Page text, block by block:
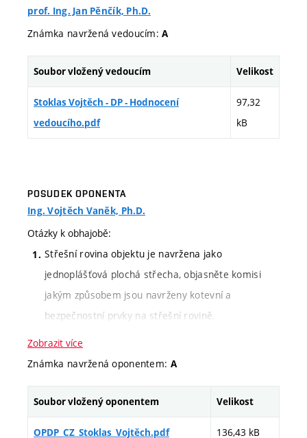
prof. Ing. Jan Pěnčík, Ph.D.
Známka navržená vedoucím:A
Soubor vložený vedoucím Velikost
Stoklas Vojtěch - DP - Hodnocení
vedoucího.pdf
97,32
kB
POSUDEK OPONENTA
Ing. Vojtěch Vaněk, Ph.D.
Otázky k obhajobě:
Střešní rovina objektu je navržena jako
jednoplášťová plochá střecha, objasněte komisi
jakým způsobem jsou navrženy kotevní a
bezpečnostní prvky na střešní rovině.
V textové dokumentaci je uvedeno že bude
provedena příprava pro FVE. Můžete zkušební
orientovány?
Prosklené otvory v objektu převážně tvoří okna
Zobrazit více
Známka navržená oponentem: A
Soubor vložený oponentem Velikost
OPDP_CZ_Stoklas_Vojtěch.pdf 136,43 kB